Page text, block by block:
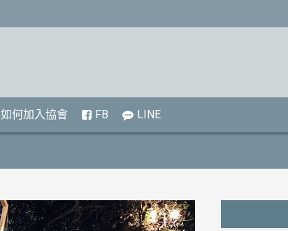
如何加入協會 FB LINE